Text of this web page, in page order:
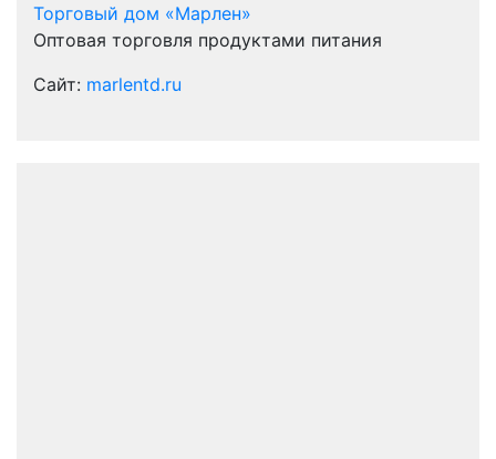
Торговый дом «Марлен»
Оптовая торговля продуктами питания
Сайт: marlentd.ru